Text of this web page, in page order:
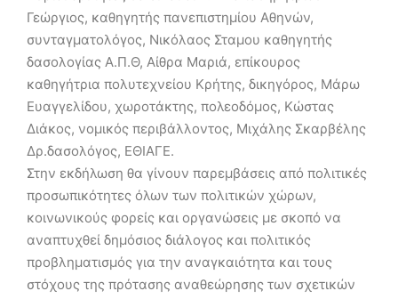
Γεώργιος, καθηγητής πανεπιστημίου Αθηνών,
συνταγματολόγος, Νικόλαος Σταμου καθηγητής
δασολογίας Α.Π.Θ, Αίθρα Μαριά, επίκουρος
καθηγήτρια πολυτεχνείου Κρήτης, δικηγόρος, Μάρω
Ευαγγελίδου, χωροτάκτης, πολεοδόμος, Κώστας
Διάκος, νομικός περιβάλλοντος, Μιχάλης Σκαρβέλης
Δρ.δασολόγος, ΕΘΙΑΓΕ.
Στην εκδήλωση θα γίνουν παρεμβάσεις από πολιτικές
προσωπικότητες όλων των πολιτικών χώρων,
κοινωνικούς φορείς και οργανώσεις με σκοπό να
αναπτυχθεί δημόσιος διάλογος και πολιτικός
προβληματισμός για την αναγκαιότητα και τους
στόχους της πρότασης αναθεώρησης των σχετικών